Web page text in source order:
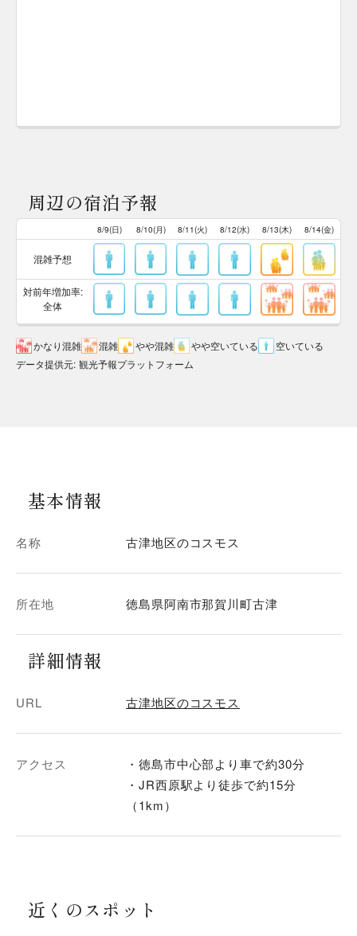
周辺の宿泊予報
8/9(日) 8/10(月) 8/11(火) 8/12(水) 8/13(木) 8/14(金)
混雑予想
対前年増加率:
全体
かなり混雑 混雑 やや混雑 やや空いている
空いている
データ提供元: 観光予報プラットフォーム
基本情報
名称 古津地区のコスモス
所在地 徳島県阿南市那賀川町古津
詳細情報
URL 古津地区のコスモス
アクセス
・徳島市中心部より車で約30分
・JR西原駅より徒歩で約15分
（1km）
近くのスポット